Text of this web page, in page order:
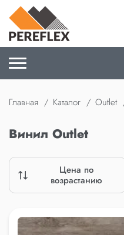
Главная Каталог Outlet
Винил Outlet
Цена по
возрастанию